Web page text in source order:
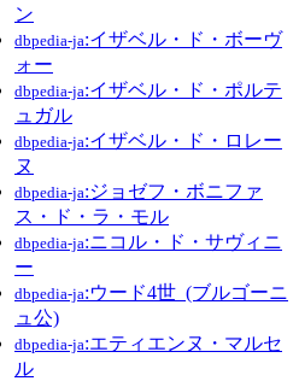
ン
dbpedia-ja:イザベル・ド・ボーヴ
ォー
dbpedia-ja:イザベル・ド・ポルテ
ュガル
dbpedia-ja:イザベル・ド・ロレー
ヌ
dbpedia-ja:ジョゼフ・ボニファ
ス・ド・ラ・モル
dbpedia-ja:ニコル・ド・サヴィニ
ー
dbpedia-ja:ウード4世_(ブルゴーニ
ュ公)
dbpedia-ja:エティエンヌ・マルセ
ル